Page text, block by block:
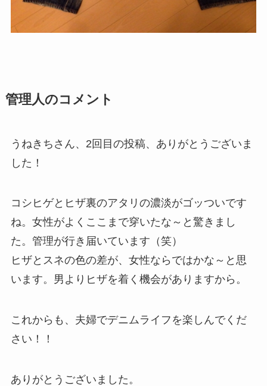
管理人のコメント
うねきちさん、2回目の投稿、ありがとうございま
した！
コシヒゲとヒザ裏のアタリの濃淡がゴッついです
ね。女性がよくここまで穿いたな～と驚きまし
た。管理が行き届いています（笑）
ヒザとスネの色の差が、女性ならではかな～と思
います。男よりヒザを着く機会がありますから。
これからも、夫婦でデニムライフを楽しんでくだ
さい！！
ありがとうございました。